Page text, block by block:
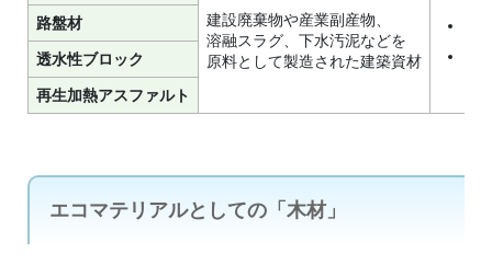
建設廃棄物や産業副産物、
溶融スラグ、下水汚泥などを
原料として製造された建築資材
路盤材
透水性ブロック
再生加熱アスファルト
エコマテリアルとしての「木材」